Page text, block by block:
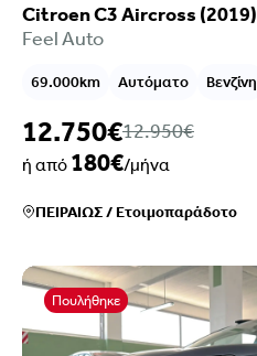
Citroen C3 Aircross (2019)
Feel Auto
69.000km Αυτόματο Βενζίνη
12.750€12.950€
ή από 180€/μήνα
ΠΕΙΡΑΙΩΣ/Ετοιμοπαράδοτο
Πουλήθηκε